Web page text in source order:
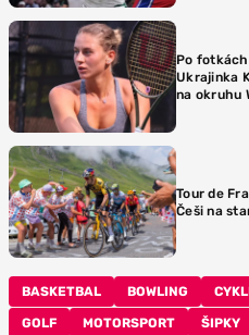
Po
Ukrajinka
na okruhu
Tour de
Češi na
BASKETBAL BOWLING
GOLF MOTORSPORT ŠIPKY